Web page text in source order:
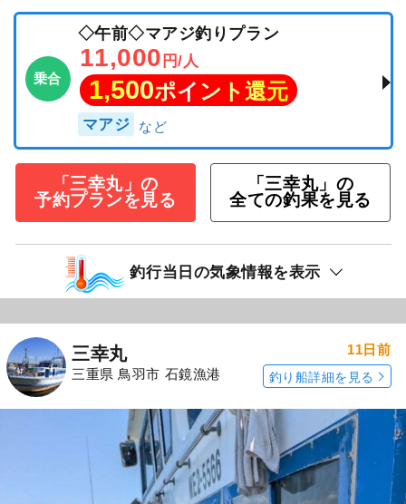
乗合
◇午前◇マアジ釣りプラン
11,000 円/人
1,500ポイント還元
マアジ
「三幸丸」の
予約プランを見る
「三幸丸」の
全ての釣果を見る
釣行当日の気象情報を表示
三幸丸
三重県 鳥羽市 石鏡漁港
11日前
釣り船詳細を見る